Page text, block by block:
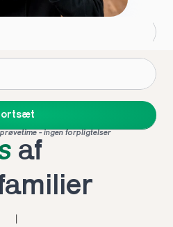
- ingen forpligtelser
af